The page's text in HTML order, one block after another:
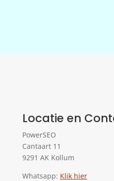
Locatie en
PowerSEO
Cantaart 11
9291 AK Kollum
Whatsapp: Klik hier